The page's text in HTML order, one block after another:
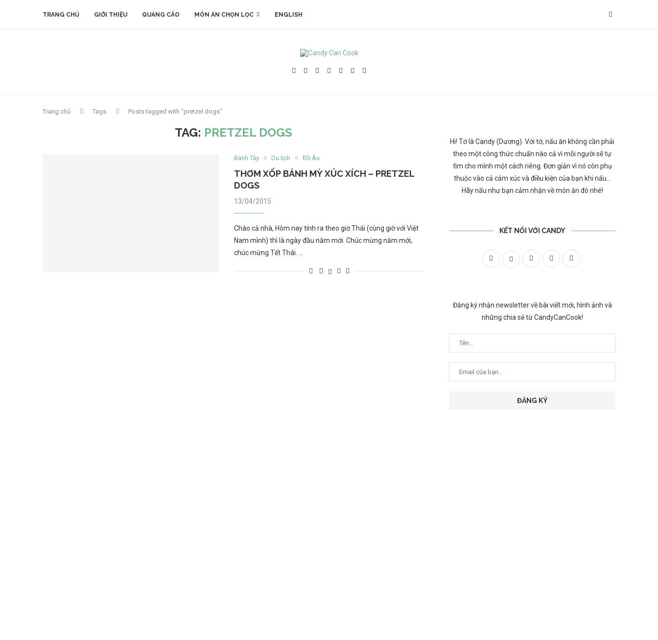
TRANG CHỦ GIỚI THIỆU QUẢNG CÁO MÓN ĂN CHỌN LỌC ENGLISH
Trang chủ Tags Posts tagged with "pretzel dogs"
TAG: PRETZEL DOGS
Bánh Tây Du lịch Đồ Âu
THƠM XỐP BÁNH MỲ XÚC XÍCH – PRETZEL
DOGS
13/04/2015
Chào cả nhà, Hôm nay tính ra theo giờ Thái (cùng giờ với Việt
Nam mình) thì là ngày đầu năm mới. Chúc mừng năm mới,
chúc mừng Tết Thái. …
Hi! Tớ là Candy (Dương). Với tớ, nấu ăn không cần phải
theo một công thức chuẩn nào cả vì mỗi người sẽ tự
tìm cho mình một cách riêng. Đơn giản vì nó còn phụ
thuộc vào cả cảm xúc và điều kiện của bạn khi nấu…
Hãy nấu như bạn cảm nhận về món ăn đó nhé!
KẾT NỐI VỚI CANDY
Đăng ký nhận newsletter về bài viết mới, hình ảnh và
những chia sẻ từ CandyCanCook!